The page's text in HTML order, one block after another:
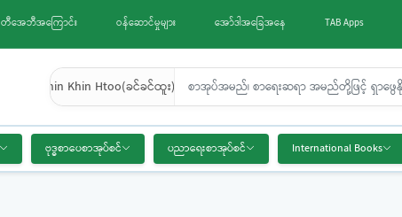
တီအေဘီအကြောင်း ဝန်ဆောင်မှုများ အော်ဒါအခြေအနေ TAB Apps
Khin Khin Htoo(ခင်ခင်ထူး)
ဗုဒ္ဓစာပေစာအုပ်စင် ပညာရေးစာအုပ်စင် International Books